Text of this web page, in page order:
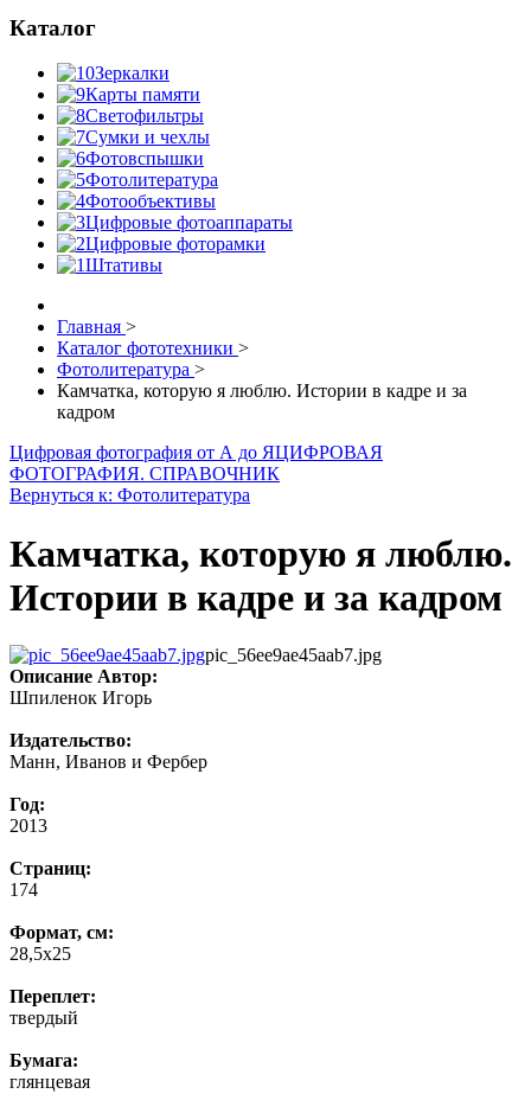
Каталог
Зеркалки
Карты памяти
Светофильтры
Сумки и чехлы
Фотовспышки
Фотолитература
Фотообъективы
Цифровые фотоаппараты
Цифровые фоторамки
Штативы
Главная >
Каталог фототехники >
Фотолитература >
Камчатка, которую я люблю. Истории в кадре и за
кадром
Цифровая фотография от А до ЯЦИФРОВАЯ
ФОТОГРАФИЯ. СПРАВОЧНИК
Вернуться к: Фотолитература
Камчатка, которую я люблю.
Истории в кадре и за кадром
pic_56ee9ae45aab7.jpg
Описание Автор:
Шпиленок Игорь
Издательство:
Манн, Иванов и Фербер
Год:
2013
Страниц:
174
Формат, см:
28,5х25
Переплет:
твердый
Бумага:
глянцевая